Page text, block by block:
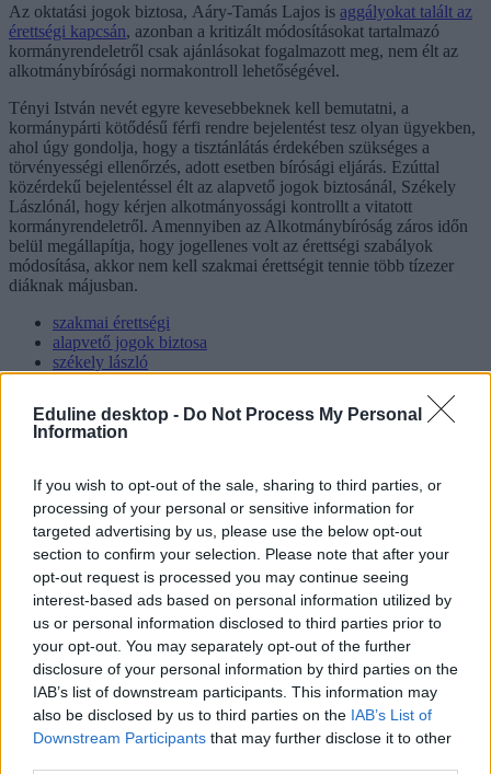
Eduline desktop - Do Not Process My Personal
Information
If you wish to opt-out of the sale, sharing to third parties, or
processing of your personal or sensitive information for
targeted advertising by us, please use the below opt-out
section to confirm your selection. Please note that after your
opt-out request is processed you may continue seeing
interest-based ads based on personal information utilized by
us or personal information disclosed to third parties prior to
your opt-out. You may separately opt-out of the further
disclosure of your personal information by third parties on the
IAB’s list of downstream participants. This information may
also be disclosed by us to third parties on the IAB’s List of
Downstream Participants that may further disclose it to other
Az oktatási jogok biztosa, Aáry-Tamás Lajos is aggályokat talált az
érettségi kapcsán, azonban a kritizált módosításokat tartalmazó
kormányrendeletről csak ajánlásokat fogalmazott meg, nem élt az
alkotmánybírósági normakontroll lehetőségével.
Tényi István nevét egyre kevesebbeknek kell bemutatni, a
kormánypárti kötődésű férfi rendre bejelentést tesz olyan ügyekben,
ahol úgy gondolja, hogy a tisztánlátás érdekében szükséges a
törvényességi ellenőrzés, adott esetben bírósági eljárás. Ezúttal
közérdekű bejelentéssel élt az alapvető jogok biztosánál, Székely
Lászlónál, hogy kérjen alkotmányossági kontrollt a vitatott
kormányrendeletről. Amennyiben az Alkotmánybíróság záros időn
belül megállapítja, hogy jogellenes volt az érettségi szabályok
módosítása, akkor nem kell szakmai érettségit tennie több tízezer
diáknak májusban.
szakmai érettségi
alapvető jogok biztosa
székely lászló
Hozzászólások
Mi a baj a 8 osztályos általános iskolával, és mi jöhet
helyette?
A kisiskolák tanárhiánya és a kisgimnáziumok elitképzővé válása
nem elszigetelt hibák, hanem a jelenlegi oktatási szerkezet
„erővonalai”, amelyek a rendszer gyökeres reformjáért kiáltanak Dr.
Gyarmathy Éva klinikai és neveléslélektani szakpszichológus,